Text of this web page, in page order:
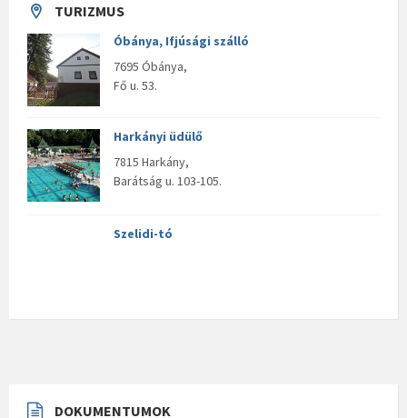
TURIZMUS
Óbánya, Ifjúsági szálló
7695 Óbánya,
Fő u. 53.
Harkányi üdülő
7815 Harkány,
Barátság u. 103-105.
Szelidi-tó
DOKUMENTUMOK